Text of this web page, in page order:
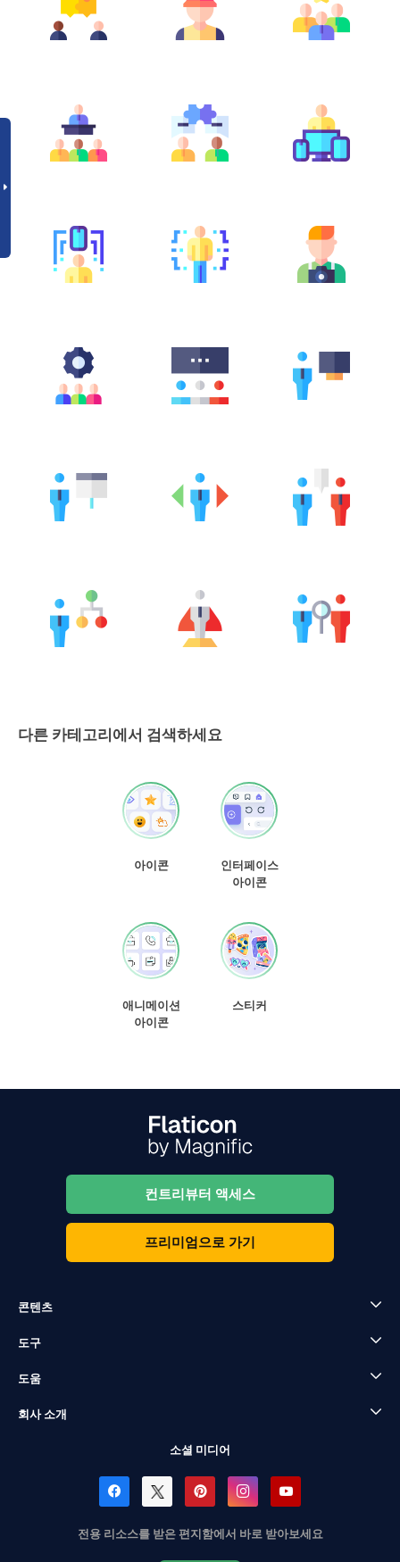
다른 카테고리에서 검색하세요
아이콘
인터페이스
아이콘
애니메이션
아이콘
스티커
컨트리뷰터 액세스
프리미엄으로 가기
콘텐츠
도구
도움
회사 소개
소셜 미디어
전용 리소스를 받은 편지함에서 바로 받아보세요